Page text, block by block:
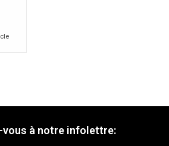
vous à notre infolettre: